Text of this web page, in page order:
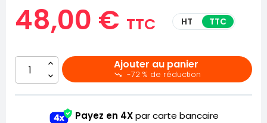
48,00 € TTC HT TTC
Ajouter au panier
 -72 % de réduction
Payez en 4Xpar carte bancaire